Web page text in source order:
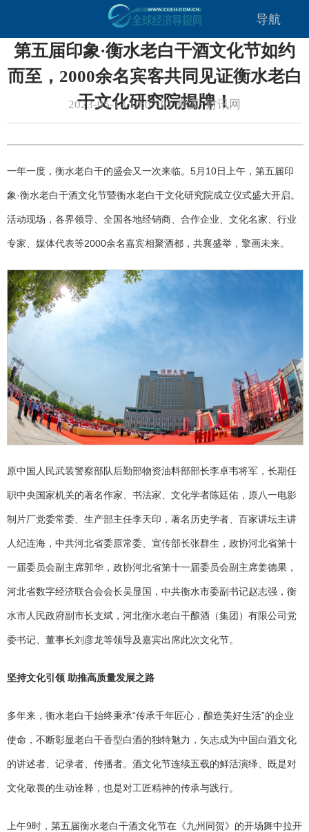
导航
第五届印象·衡水老白干酒文化节如约
而至，2000余名宾客共同见证衡水老白
干文化研究院揭牌！
2023-05-13 10:07:01 来源: 财讯网
一年一度，衡水老白干的盛会又一次来临。5月10日上午，第五届印
象·衡水老白干酒文化节暨衡水老白干文化研究院成立仪式盛大开启。
活动现场，各界领导、全国各地经销商、合作企业、文化名家、行业
专家、媒体代表等2000余名嘉宾相聚酒都，共襄盛举，擎画未来。
原中国人民武装警察部队后勤部物资油料部部长李卓韦将军，长期任
职中央国家机关的著名作家、书法家、文化学者陈廷佑，原八一电影
制片厂党委常委、生产部主任李天印，著名历史学者、百家讲坛主讲
人纪连海，中共河北省委原常委、宣传部长张群生，政协河北省第十
一届委员会副主席郭华，政协河北省第十一届委员会副主席姜德果，
河北省数字经济联合会会长吴显国，中共衡水市委副书记赵志强，衡
水市人民政府副市长支斌，河北衡水老白干酿酒（集团）有限公司党
委书记、董事长刘彦龙等领导及嘉宾出席此次文化节。
坚持文化引领 助推高质量发展之路
多年来，衡水老白干始终秉承“传承千年匠心，酿造美好生活”的企业
使命，不断彰显老白干香型白酒的独特魅力，矢志成为中国白酒文化
的讲述者、记录者、传播者。酒文化节连续五载的鲜活演绎、既是对
文化敬畏的生动诠释，也是对工匠精神的传承与践行。
上午9时，第五届衡水老白干酒文化节在《九州同贺》的开场舞中拉开